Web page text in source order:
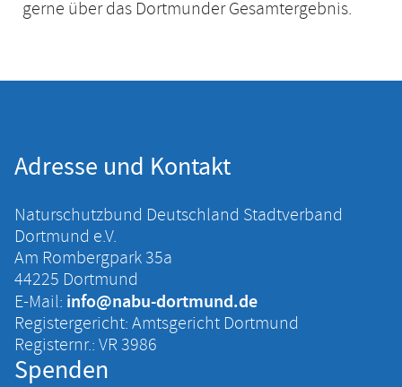
gerne über das Dortmunder Gesamtergebnis.
Adresse und Kontakt
Naturschutzbund Deutschland Stadtverband
Dortmund e.V.
Am Rombergpark 35a
44225 Dortmund
E-Mail: info@nabu-dortmund.de
Registergericht: Amtsgericht Dortmund
Registernr.: VR 3986
Spenden